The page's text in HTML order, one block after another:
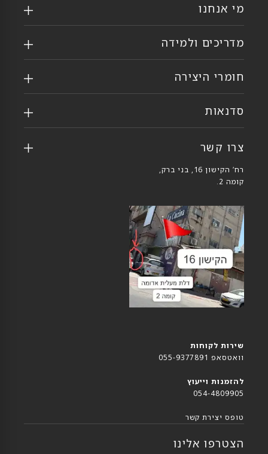
מי אנחנו
מדריכים ולמידה
חומרי היצירה
סדנאות
צרו קשר
רח’ הקישון 16, בני ברק,
קומה 2.
שירות לקוחות
וואטסאפ 055-9377891
להזמנות וייעוץ
054-4809905
טופס יצירת קשר
הצטרפו אלינו